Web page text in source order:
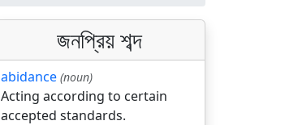
জনপ্রিয় শব্দ
abidance (noun)
Acting according to certain
accepted standards.